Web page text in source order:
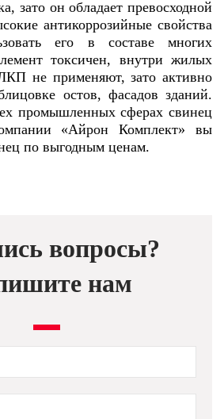
зато он обладает превосходной
антикоррозийные свойства
его в составе многих
токсичен, внутри жилых
не применяют, зато активно
остов, фасадов зданий.
промышленных сферах свинец
«Айрон Комплект» вы
по выгодным ценам.
вопросы?
нам